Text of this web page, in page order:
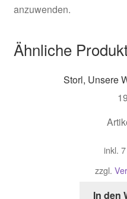
anzuwenden.
Ähnliche
Storl, Unsere
inkl.
zzgl.
In den